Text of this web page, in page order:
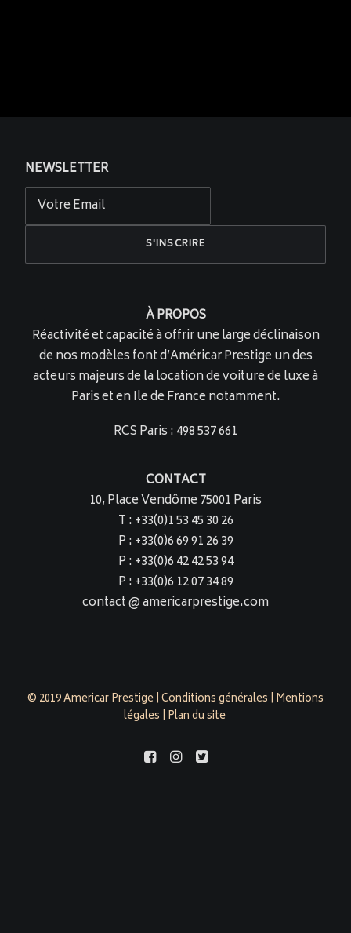
NEWSLETTER
À PROPOS
Réactivité et capacité à offrir une large déclinaison
de nos modèles font d’Américar Prestige un des
acteurs majeurs de la location de voiture de luxe à
Paris et en Ile de France notamment.
RCS Paris : 498 537 661
CONTACT
10, Place Vendôme 75001 Paris
T : +33(0)1 53 45 30 26
P : +33(0)6 69 91 26 39
P : +33(0)6 42 42 53 94
P : +33(0)6 12 07 34 89
contact @ americarprestige.com
© 2019 Americar Prestige |Conditions générales | Mentions
légales | Plan du site